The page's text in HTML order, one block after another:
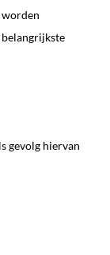
gevolg hiervan